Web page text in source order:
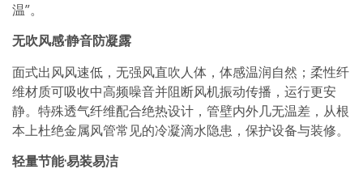
温”。
无吹风感·静音防凝露
面式出风风速低，无强风直吹人体，体感温润自然；柔性纤
维材质可吸收中高频噪音并阻断风机振动传播，运行更安
静。特殊透气纤维配合绝热设计，管壁内外几无温差，从根
本上杜绝金属风管常见的冷凝滴水隐患，保护设备与装修。
轻量节能·易装易洁